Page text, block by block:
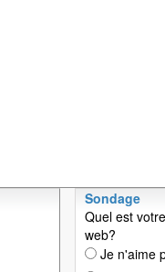
Sondage
Quel est
web?
Je n'aime